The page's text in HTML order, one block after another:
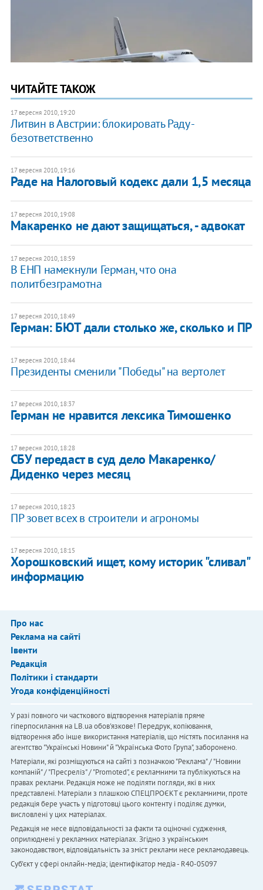
ЧИТАЙТЕ ТАКОЖ
17 вересня 2010, 19:20
Литвин в Австрии: блокировать Раду -
безответственно
17 вересня 2010, 19:16
Раде на Налоговый кодекс дали 1,5 месяца
17 вересня 2010, 19:08
Макаренко не дают защищаться, - адвокат
17 вересня 2010, 18:59
В ЕНП намекнули Герман, что она
политбезграмотна
17 вересня 2010, 18:49
Герман: БЮТ дали столько же, сколько и ПР
17 вересня 2010, 18:44
Президенты сменили "Победы" на вертолет
17 вересня 2010, 18:37
Герман не нравится лексика Тимошенко
17 вересня 2010, 18:28
СБУ передаст в суд дело Макаренко/
Диденко через месяц
17 вересня 2010, 18:23
ПР зовет всех в строители и агрономы
17 вересня 2010, 18:15
Хорошковский ищет, кому историк "сливал"
информацию
Про нас
Реклама на сайті
Івенти
Редакція
Політики і стандарти
Угода конфіденційності
У разі повного чи часткового відтворення матеріалів пряме
гіперпосилання на LB.ua обов'язкове! Передрук, копіювання,
відтворення або інше використання матеріалів, що містять посилання на
агентство "Українськi Новини" й "Українська Фото Група", заборонено.
Матеріали, які розміщуються на сайті з позначкою "Реклама" / "Новини
компаній" / "Пресреліз" / "Promoted", є рекламними та публікуються на
правах реклами. Редакція може не поділяти погляди, які в них
представлені. Матеріали з плашкою СПЕЦПРОЄКТ є рекламними, проте
редакція бере участь у підготовці цього контенту і поділяє думки,
висловлені у цих матеріалах.
Редакція не несе відповідальності за факти та оціночні судження,
оприлюднені у рекламних матеріалах. Згідно з українським
законодавством, відповідальність за зміст реклами несе рекламодавець.
Cуб'єкт у сфері онлайн-медіа; ідентифікатор медіа - R40-05097